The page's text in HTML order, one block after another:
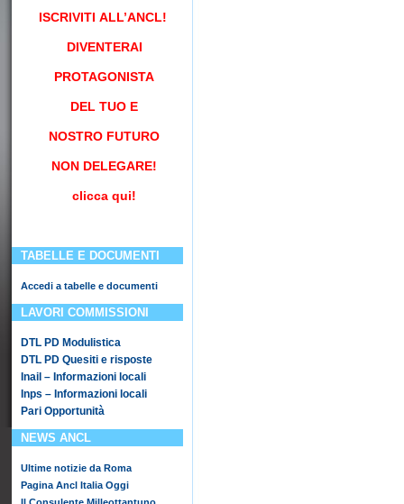
ISCRIVITI ALL’ANCL!
DIVENTERAI
PROTAGONISTA
DEL TUO E
NOSTRO FUTURO
NON DELEGARE!
clicca qui!
TABELLE E DOCUMENTI
Accedi a tabelle e documenti
LAVORI COMMISSIONI
DTL PD Modulistica
DTL PD Quesiti e risposte
Inail – Informazioni locali
Inps – Informazioni locali
Pari Opportunità
NEWS ANCL
Ultime notizie da Roma
Pagina Ancl Italia Oggi
Il Consulente Milleottantuno